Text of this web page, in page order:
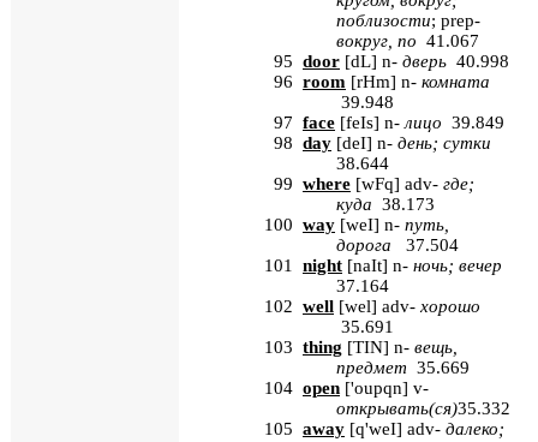
поблизости; prep-
вокруг, по 41.067
95 door [dL] n- дверь 40.998
96 room [rHm] n- комната
39.948
97 face [feIs] n- лицо 39.849
98 day [deI] n- день; сутки
38.644
99 where [wFq] adv- где;
куда 38.173
100 way [weI] n- путь,
дорога
37.504
101 night [naIt] n- ночь; вечер
37.164
102 well [wel] adv- хорошо
35.691
103 thing [TIN] n- вещь
предмет 35.669
104 open ['oupqn] v-
открывать(ся)35.332
105 away [q'weI] adv- далеко;